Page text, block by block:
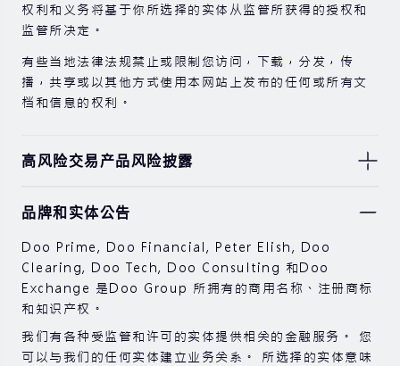
权利和义务将基于你所选择的实体从监管所获得的授权和
监管所决定。
有些当地法律法规禁止或限制您访问，下载，分发，传
播，共享或以其他方式使用本网站上发布的任何或所有文
档和信息的权利。
高风险交易产品风险披露
券，期货，差价合约和其他金融产品交易涉及高风险，可
过去的投资表现并不代表其未来的表现。
在与我们进行任何交易之前，请确保您完全了解使用相应
金融工具进行交易的风险。 如果您不了解此处说明的风
险，则应寻求独立的专业建议。
品牌和实体公告
Doo Prime, Doo Financial, Peter Elish, Doo
Clearing, Doo Tech, Doo Consulting 和Doo
Exchange 是Doo Group 所拥有的商用名称、注册商标
和知识产权。
我们有各种受监管和许可的实体提供相关的金融服务。 您
可以与我们的任何实体建立业务关系。 所选择的实体意味